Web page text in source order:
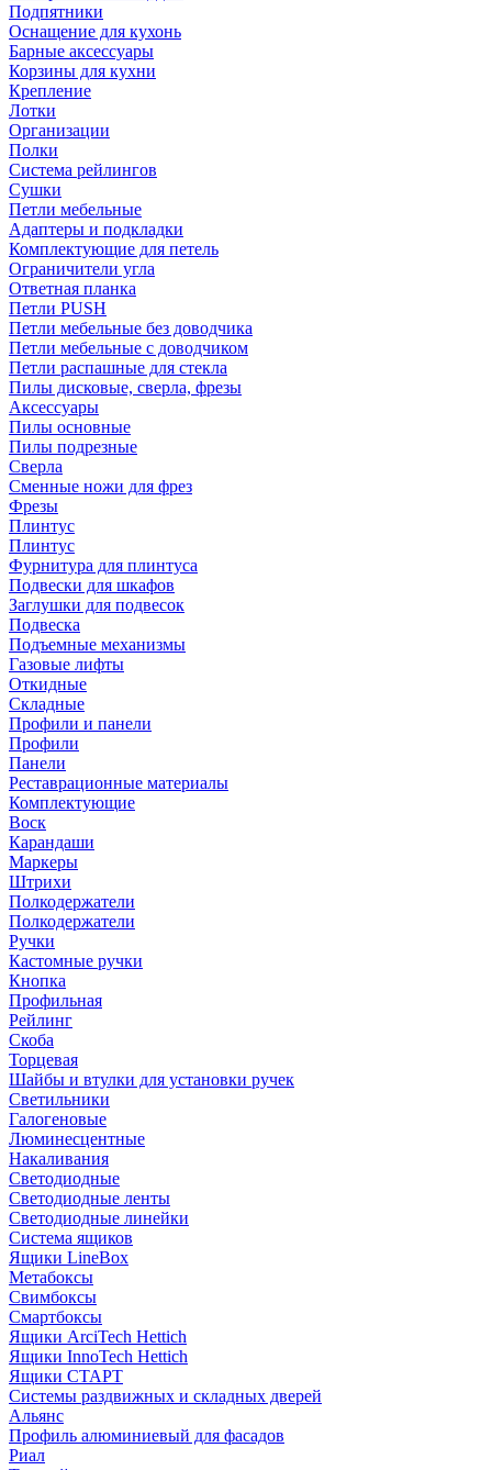
Подпятники
Оснащение для кухонь
Барные аксессуары
Корзины для кухни
Крепление
Лотки
Организации
Полки
Система рейлингов
Сушки
Петли мебельные
Адаптеры и подкладки
Комплектующие для петель
Ограничители угла
Ответная планка
Петли PUSH
Петли мебельные без доводчика
Петли мебельные с доводчиком
Петли распашные для стекла
Пилы дисковые, сверла, фрезы
Аксессуары
Пилы основные
Пилы подрезные
Сверла
Сменные ножи для фрез
Фрезы
Плинтус
Плинтус
Фурнитура для плинтуса
Подвески для шкафов
Заглушки для подвесок
Подвеска
Подъемные механизмы
Газовые лифты
Откидные
Складные
Профили и панели
Профили
Панели
Реставрационные материалы
Комплектующие
Воск
Карандаши
Маркеры
Штрихи
Полкодержатели
Полкодержатели
Ручки
Кастомные ручки
Кнопка
Профильная
Рейлинг
Скоба
Торцевая
Шайбы и втулки для установки ручек
Светильники
Галогеновые
Люминесцентные
Накаливания
Светодиодные
Светодиодные ленты
Светодиодные линейки
Система ящиков
Ящики LineBox
Метабоксы
Свимбоксы
Смартбоксы
Ящики ArciTech Hettich
Ящики InnoTech Hettich
Ящики СТАРТ
Системы раздвижных и складных дверей
Альянс
Профиль алюминиевый для фасадов
Риал